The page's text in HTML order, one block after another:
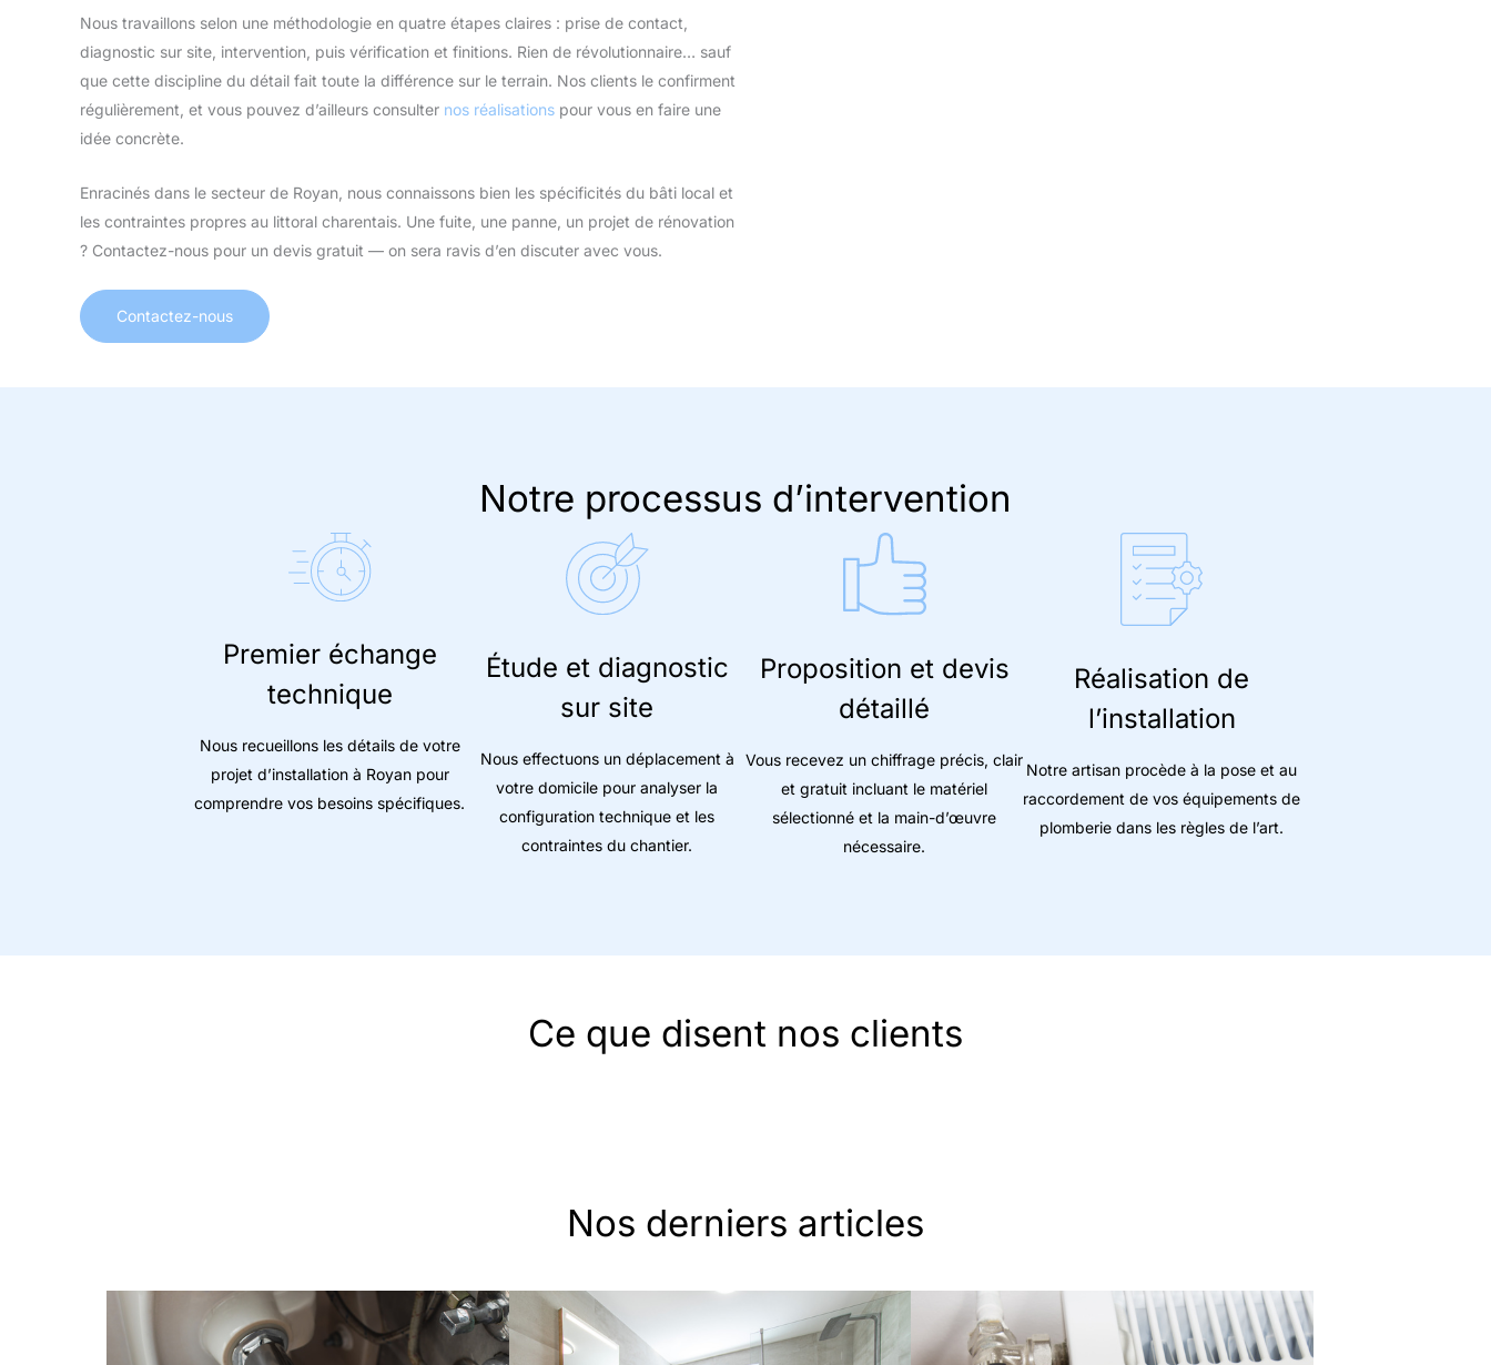
Nous travaillons selon une méthodologie en quatre étapes claires : prise de contact,
diagnostic sur site, intervention, puis vérification et finitions. Rien de révolutionnaire… sauf
que cette discipline du détail fait toute la différence sur le terrain. Nos clients le confirment
régulièrement, et vous pouvez d’ailleurs consulter nos réalisations pour vous en faire une
idée concrète.
Enracinés dans le secteur de Royan, nous connaissons bien les spécificités du bâti local et
les contraintes propres au littoral charentais. Une fuite, une panne, un projet de rénovation
? Contactez-nous pour un devis gratuit — on sera ravis d’en discuter avec vous.
Contactez-nous
Notre processus d’intervention
Premier échange
technique
Nous recueillons les détails de votre
projet d’installation à Royan pour
comprendre vos besoins spécifiques.
Étude et diagnostic
sur site
Nous effectuons un déplacement à
votre domicile pour analyser la
configuration technique et les
contraintes du chantier.
Proposition et devis
détaillé
Vous recevez un chiffrage précis, clair
et gratuit incluant le matériel
sélectionné et la main-d’œuvre
nécessaire.
Réalisation de
l’installation
Notre artisan procède à la pose et au
raccordement de vos équipements de
plomberie dans les règles de l’art.
Ce que disent nos clients
Nos derniers articles